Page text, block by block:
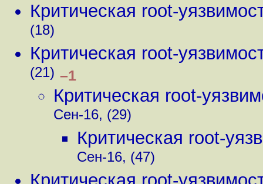
Критическая root-
(18)
Критическая root-
(21) –1
Критическая root-
Сен-16, (29)
Критическая root-
Сен-16, (47)